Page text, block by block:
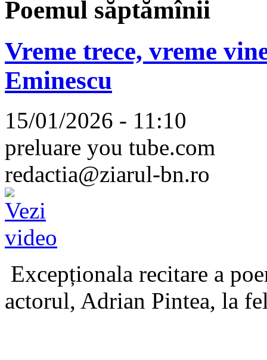
Poemul săptămînii
Vreme trece, vreme
Eminescu
15/01/2026 - 11:10
preluare you tube.com
redactia@ziarul-bn.ro
Excepționala recitare a
actorul, Adrian Pintea, la